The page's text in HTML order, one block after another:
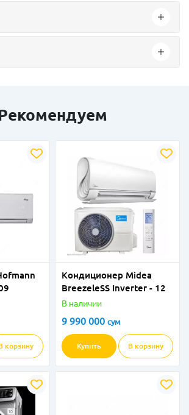
корзину
Кондиционер Midea
BreezeleSS Inverter - 12
В наличии
9 990 000 сум
Купить В корзину